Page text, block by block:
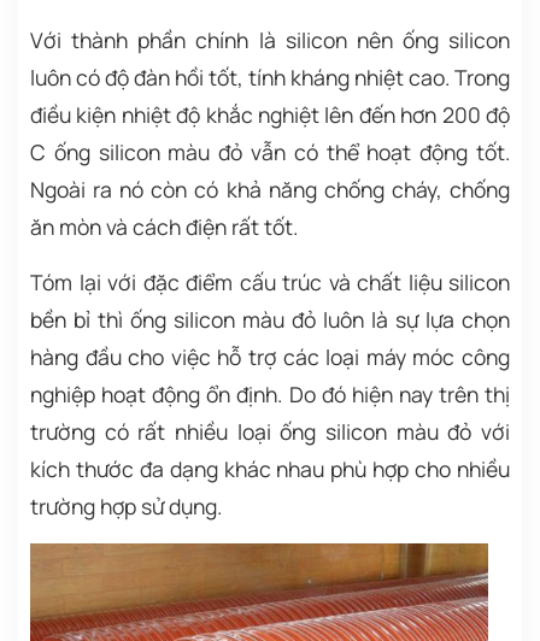
Với thành phần chính là silicon nên ống silicon
luôn có độ đàn hồi tốt, tính kháng nhiệt cao. Trong
điều kiện nhiệt độ khắc nghiệt lên đến hơn 200 độ
C ống silicon màu đỏ vẫn có thể hoạt động tốt.
Ngoài ra nó còn có khả năng chống cháy, chống
ăn mòn và cách điện rất tốt.
Tóm lại với đặc điểm cấu trúc và chất liệu silicon
bền bỉ thì ống silicon màu đỏ luôn là sự lựa chọn
hàng đầu cho việc hỗ trợ các loại máy móc công
nghiệp hoạt động ổn định. Do đó hiện nay trên thị
trường có rất nhiều loại ống silicon màu đỏ với
kích thước đa dạng khác nhau phù hợp cho nhiều
trường hợp sử dụng.